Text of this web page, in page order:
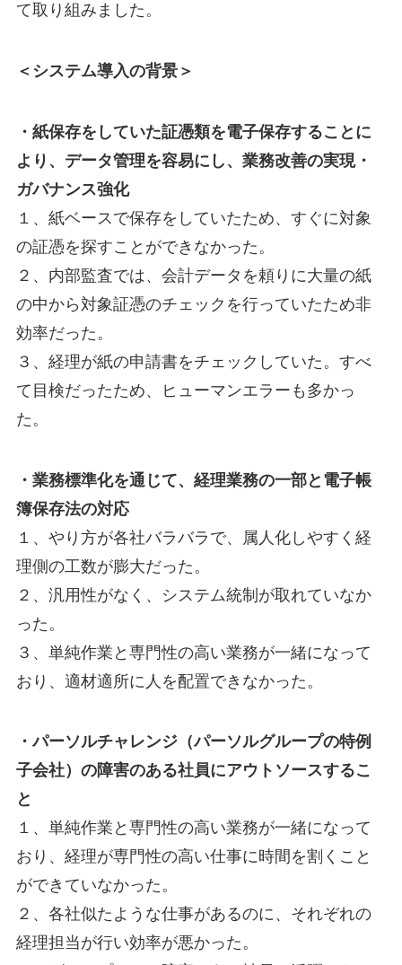
て取り組みました。
＜システム導入の背景＞
・紙保存をしていた証憑類を電子保存することに
より、データ管理を容易にし、業務改善の実現・
ガバナンス強化
１、紙ベースで保存をしていたため、すぐに対象
の証憑を探すことができなかった。
２、内部監査では、会計データを頼りに大量の紙
の中から対象証憑のチェックを行っていたため非
効率だった。
３、経理が紙の申請書をチェックしていた。すべ
て目検だったため、ヒューマンエラーも多かっ
た。
・業務標準化を通じて、経理業務の一部と電子帳
簿保存法の対応
１、やり方が各社バラバラで、属人化しやすく経
理側の工数が膨大だった。
２、汎用性がなく、システム統制が取れていなか
った。
３、単純作業と専門性の高い業務が一緒になって
おり、適材適所に人を配置できなかった。
・パーソルチャレンジ（パーソルグループの特例
子会社）の障害のある社員にアウトソースするこ
と
１、単純作業と専門性の高い業務が一緒になって
おり、経理が専門性の高い仕事に時間を割くこと
ができていなかった。
２、各社似たような仕事があるのに、それぞれの
経理担当が行い効率が悪かった。